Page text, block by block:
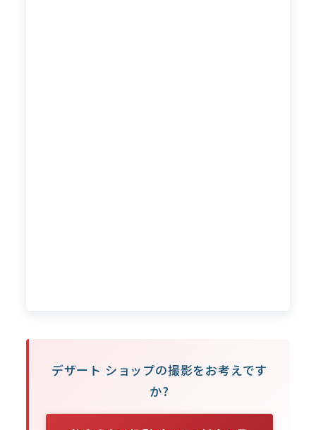
デザート ショップの撮影をお考えです
か?